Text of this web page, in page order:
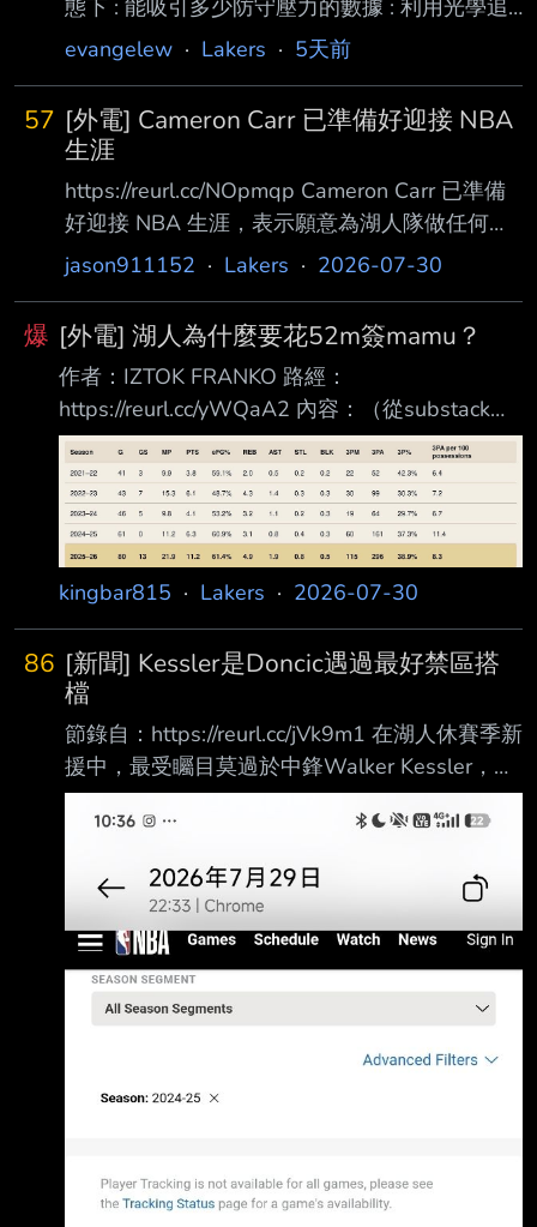
態下 : 能吸引多少防守壓力的數據 : 利用光學追
蹤系統去捕抓動作 : 去計算出球員該環境實際承
出數值 : 來計算 : 該球員比預期多吸引了多少防
守注意力 : 目前NBA官網此數據列有250名球員 :
不知道為啥 沒有LBJ跟AR 但有DK 現在一樣沒有
AR 很可惜 但有補上老詹 也有新同學的數據 但
出賽數太少的 基本就沒有在排名上 這邊主看無
球外圍吸引力 因為這數字很不直觀 一樣放上別
隊球員作為參考物
evangelew · Lakers · 5天前
57 [外電] Cameron Carr 已準備好迎接 NBA
生涯
https://reurl.cc/NOpmqp Cameron Carr 已準備
好迎接 NBA 生涯，表示願意為湖人隊做任何球
隊需要的事 洛杉磯湖人隊在 2026 NBA 選秀會
新秀們 為 NBA 生涯做好準備。 Tomer Azarly
拉斯維加斯 —— 在 2026 NBA 選秀會第 24 順
位，湖人隊選中了來自 Baylor 大學的 Cameron
Carr。這位身高六呎五吋的後衛，大三球季表現
十分亮眼，在 34 場比賽中平均 繳出 18.9 分
jason911152 · Lakers · 2026-07-30
爆 [外電] 湖人為什麼要花52m簽mamu？
作者：IZTOK FRANKO 路經：
https://reurl.cc/yWQaA2 內容：（從substack裡
面擷取的付費文章，由於文章很長。有興趣的可
以下載app去看一 下作者寫的，分析得蠻全面
的。我就單純簡述，不附原文了） 1.從數據看：
一個高產的大個子射手 Mamu 上季多數時間擔任
兼具四、五號功能的小球中鋒，而非傳統大前
鋒，因此拿他與八 村壘相比並不完全貼切。作為
比較，但八村上場時間比他多了 176 分鐘，
Mamu 的三分出 手次數仍比 Rui 多了 34 次
（296 次對 262 次）。 而
kingbar815 · Lakers · 2026-07-30
86 [新聞] Kessler是Doncic遇過最好禁區搭
檔
節錄自：https://reurl.cc/jVk9m1 在湖人休賽季新
援中，最受矚目莫過於中鋒Walker Kessler，不
僅僅是因為他簽下4年、1.3億美元大約，湖人為
了搶下身為受限自由球員的他，不惜送出兩首
輪、兩首輪互換權，才讓爵士願意鬆手接受先簽
後換，過去NBA簽換案例，大多是簡單送出如次
輪等些許代價為手續費，幾乎未曾有過如同湖人
這樣被爵士總管Danny Ainge「勒索」情況，何
況湖人原先手上就僅剩3枚首輪籤可以操作，幾
乎是ALL IN，搶人執念可見一斑。 Kessler究竟